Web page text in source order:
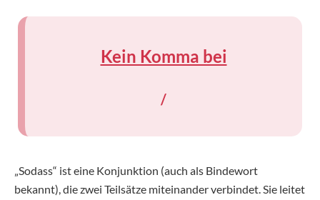
Kein Komma bei
/
„Sodass“ ist eine Konjunktion (auch als Bindewort
bekannt), die zwei Teilsätze miteinander verbindet. Sie leitet